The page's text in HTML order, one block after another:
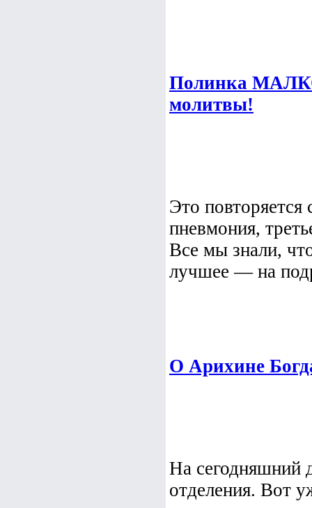
Полинка
молитвы!
Это
пневмония,
Все мы знали,
лучшее — на
О Арихине
На сегодняшний
отделения. Вот